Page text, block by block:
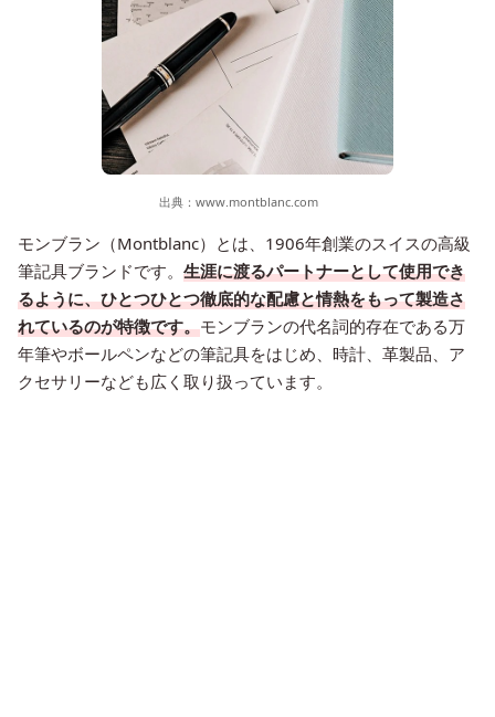
出典： www.montblanc.com
モンブラン（Montblanc）とは、1906年創業のスイスの高級
筆記具ブランドです。 生涯に渡るパートナーとして使用でき
るように、ひとつひとつ徹底的な配慮と情熱をもって製造さ
れているのが特徴です。モンブランの代名詞的存在である万
年筆やボールペンなどの筆記具をはじめ、時計、革製品、ア
クセサリーなども広く取り扱っています。